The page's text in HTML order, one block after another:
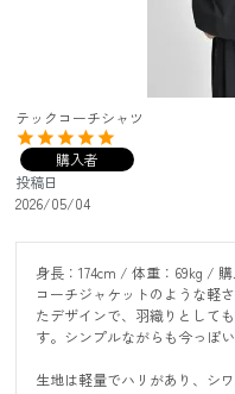
テックコーチシャツ
購入者
投稿日
2026/05/04
身長：174cm / 体重：69kg / 購
コーチジャケットのような軽
たデザインで、羽織りとして
す。シンプルながらも今っぽ
生地は軽量でハリがあり、シ